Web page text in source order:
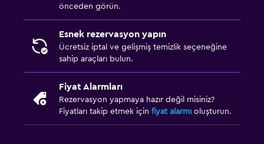
önceden görün.
Esnek rezervasyon yapın
Ücretsiz iptal ve gelişmiş temizlik seçeneğine
sahip araçları bulun.
Fiyat Alarmları
Rezervasyon yapmaya hazır değil misiniz?
Fiyatları takip etmek için fiyat alarmı oluşturun.